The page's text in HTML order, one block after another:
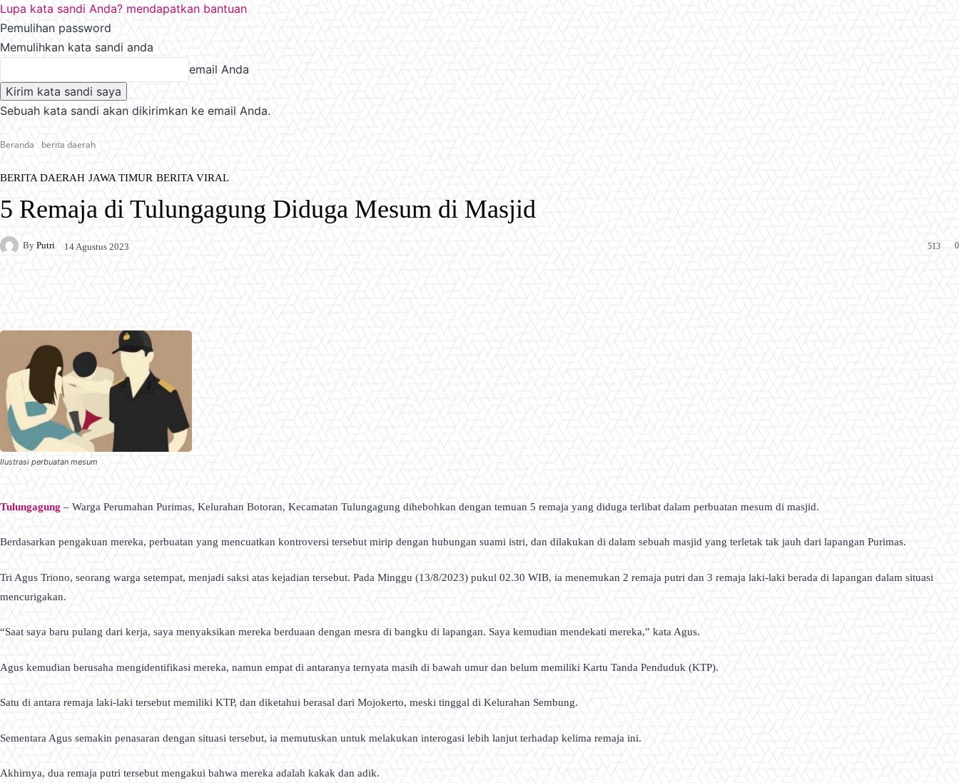
Lupa kata sandi Anda? mendapatkan bantuan
Pemulihan password
Memulihkan kata sandi anda
email Anda
Sebuah kata sandi akan dikirimkan ke email Anda.
Beranda berita daerah
BERITA DAERAH JAWA TIMUR BERITA VIRAL
5 Remaja di Tulungagung Diduga Mesum di Masjid
By Putri 14 Agustus 2023 0
513
Ilustrasi perbuatan mesum
Tulungagung – Warga Perumahan Purimas, Kelurahan Botoran, Kecamatan Tulungagung dihebohkan dengan temuan 5 remaja yang diduga terlibat dalam perbuatan mesum di masjid.
Berdasarkan pengakuan mereka, perbuatan yang mencuatkan kontroversi tersebut mirip dengan hubungan suami istri, dan dilakukan di dalam sebuah masjid yang terletak tak jauh dari lapangan Purimas.
Tri Agus Triono, seorang warga setempat, menjadi saksi atas kejadian tersebut. Pada Minggu (13/8/2023) pukul 02.30 WIB, ia menemukan 2 remaja putri dan 3 remaja laki-laki berada di lapangan dalam situasi
mencurigakan.
“Saat saya baru pulang dari kerja, saya menyaksikan mereka berduaan dengan mesra di bangku di lapangan. Saya kemudian mendekati mereka,” kata Agus.
Agus kemudian berusaha mengidentifikasi mereka, namun empat di antaranya ternyata masih di bawah umur dan belum memiliki Kartu Tanda Penduduk (KTP).
Satu di antara remaja laki-laki tersebut memiliki KTP, dan diketahui berasal dari Mojokerto, meski tinggal di Kelurahan Sembung.
Sementara Agus semakin penasaran dengan situasi tersebut, ia memutuskan untuk melakukan interogasi lebih lanjut terhadap kelima remaja ini.
Akhirnya, dua remaja putri tersebut mengakui bahwa mereka adalah kakak dan adik.